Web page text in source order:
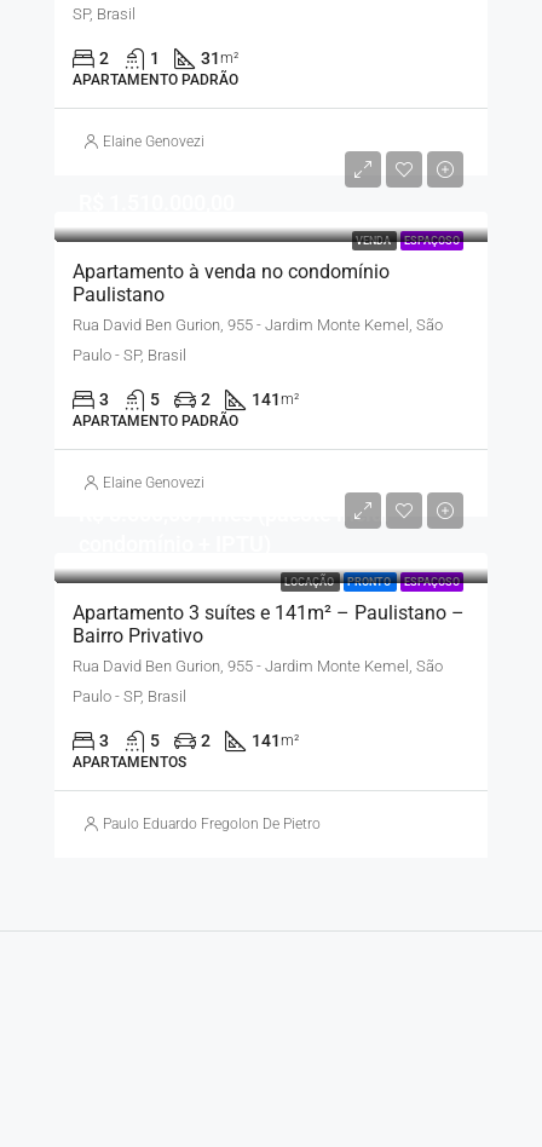
SP, Brasil
2 1 31m²
APARTAMENTO PADRÃO
Elaine Genovezi
VENDA ESPAÇOSO
Apartamento à venda no condomínio
Paulistano
Rua David Ben Gurion, 955 - Jardim Monte Kemel, São
Paulo - SP, Brasil
3 5 2 141m²
APARTAMENTO PADRÃO
Elaine Genovezi
LOCAÇÃO PRONTO ESPAÇOSO
R$ 8.500,00 / mês (pacote inclui
Apartamento 3 suítes e 141m² – Paulistano –
Bairro Privativo
Rua David Ben Gurion, 955 - Jardim Monte Kemel, São
Paulo - SP, Brasil
3 5 2 141m²
APARTAMENTOS
Paulo Eduardo Fregolon De Pietro